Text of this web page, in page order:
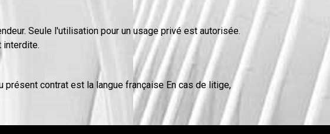
Seule l'utilisation pour un usage privé est autorisée.
interdite.
contrat est la langue française En cas de litige,